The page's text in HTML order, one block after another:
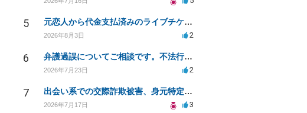
5 元恋人から代金支払済みのライブチケットを回収したい。
2026年8月3日 2
6 弁護過誤についてご相談です。不法行為の遅延損害金起算日について。
2026年7月23日 2
7 出会い系での交際詐欺被害、身元特定と返金請求の方法は？
2026年7月17日 3